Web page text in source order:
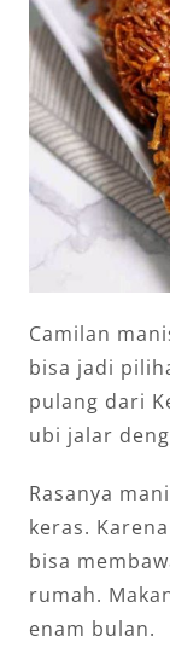
Camilan
bisa jadi
pulang dari
ubi jalar
Rasanya
keras.
bisa
rumah.
enam bulan.